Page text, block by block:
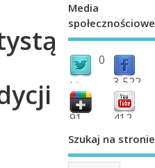
Media
społecznościowe
0
followers 3,522
fans
91 412
Szukaj na stronie